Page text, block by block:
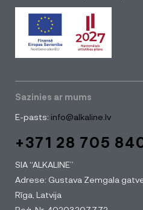
Sazinies ar mums
E-pasts: info@alkaline.lv
+371 28 705
SIA “ALKALINE”
Adrese: Gustava Zemgala
Rīga, Latvija